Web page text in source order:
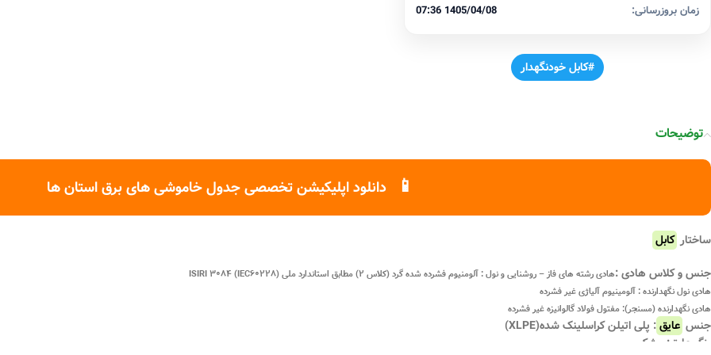
زمان بروزرسانی:
1405/04/08 07:36
#کابل خودنگهدار
توضیحات
📱 دانلود اپلیکیشن تخصصی جدول خاموشی های برق استان ها
ساختار کابل
جنس و کلاس هادی :هادی رشته های فاز – روشنایی و نول : آلومنیوم فشرده شده گرد (کلاس ۲) مطابق استاندارد ملی ISIRI ۳۰۸۴ (IEC۶۰۲۲۸)
هادی نول نگهدارنده : آلومینیوم آلیاژی غیر فشرده
هادی نگهدارنده (مسنجر): مفتول فولاد گالوانیزه غیر فشرده
جنس عایق: پلی اتیلن کراسلینک شده(XLPE)
رنگ عایق: مشکی